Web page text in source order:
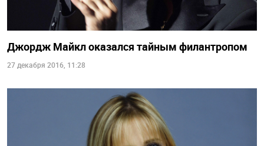
Джордж Майкл оказался тайным филантропом
27 декабря 2016, 11:28